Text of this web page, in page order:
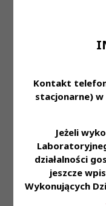
Kontakt
stacjonarne) w
Jeżeli
działalności
jeszcze
Wykonujących
Wymagania:
diagnosty
Miejsce
Wymagane
Forma
Wymiar czasu